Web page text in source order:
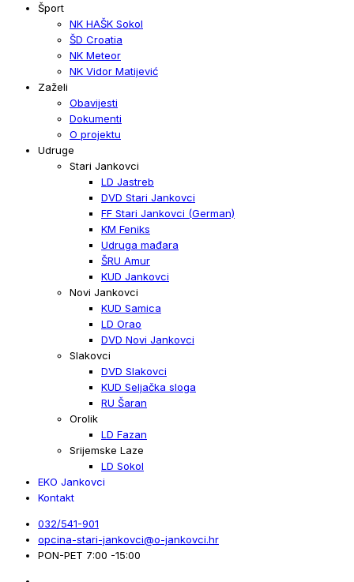
Šport
NK HAŠK Sokol
ŠD Croatia
NK Meteor
NK Vidor Matijević
Zaželi
Obavijesti
Dokumenti
O projektu
Udruge
Stari Jankovci
LD Jastreb
DVD Stari Jankovci
FF Stari Jankovci (German)
KM Feniks
Udruga mađara
ŠRU Amur
KUD Jankovci
Novi Jankovci
KUD Samica
LD Orao
DVD Novi Jankovci
Slakovci
DVD Slakovci
KUD Seljačka sloga
RU Šaran
Orolik
LD Fazan
Srijemske Laze
LD Sokol
EKO Jankovci
Kontakt
032/541-901
opcina-stari-jankovci@o-jankovci.hr
PON-PET 7:00 -15:00